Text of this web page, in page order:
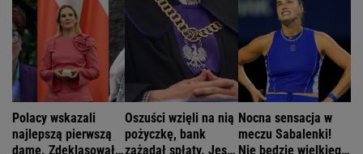
Polacy wskazali
najlepszą pierwszą
damę. Zdeklasowała
Oszuści wzięli na nią
pożyczkę, bank
zażądał spłaty. Jest
Nocna sensacja w
meczu Sabalenki!
Nie będzie wielkiego